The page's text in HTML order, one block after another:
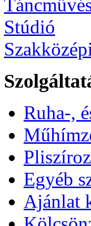
Ruha-,
Egyéb
Ajánlat